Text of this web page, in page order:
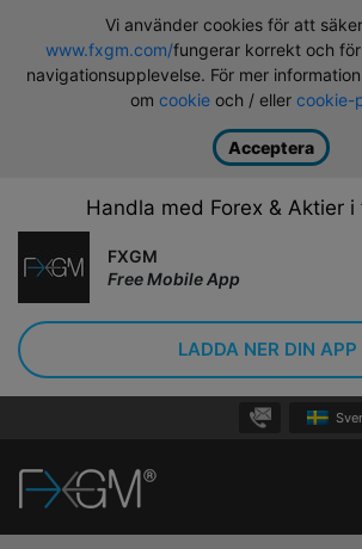
Vi använder cookies för att
www.fxgm.com/fungerar korrekt och
navigationsupplevelse. För mer
om cookieoch / eller cookie-
Acceptera
Handla med Forex & Aktier
FXGM
Free Mobile App
LADDA NER DIN APP